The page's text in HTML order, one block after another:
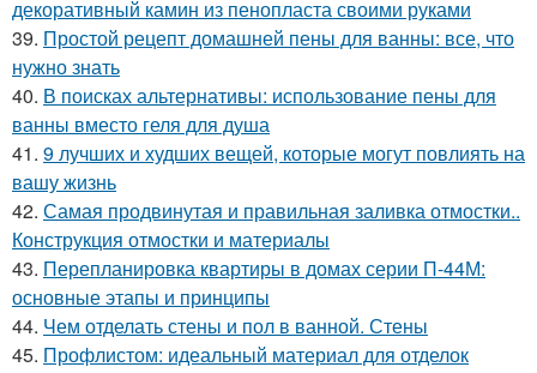
декоративный камин из пенопласта своими руками
39. Простой рецепт домашней пены для ванны: все, что
нужно знать
40. В поисках альтернативы: использование пены для
ванны вместо геля для душа
41. 9 лучших и худших вещей, которые могут повлиять на
вашу жизнь
42. Самая продвинутая и правильная заливка отмостки..
Конструкция отмостки и материалы
43. Перепланировка квартиры в домах серии П-44М:
основные этапы и принципы
44. Чем отделать стены и пол в ванной. Стены
45. Профлистом: идеальный материал для отделок